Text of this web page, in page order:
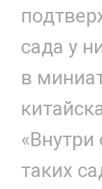
сада у
в
«Внутри
таких